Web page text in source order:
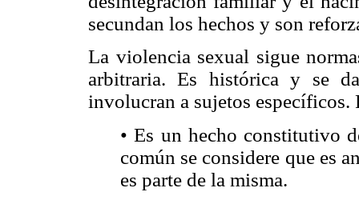
secundan los hechos y son
La violencia sexual sigue
arbitraria. Es histórica y se
involucran a sujetos
• Es un hecho constitutivo
común se considere que es
es parte de la misma.